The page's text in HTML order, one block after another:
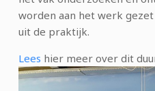
worden aan het werk
uit de praktijk.
Lees hier meer over dit